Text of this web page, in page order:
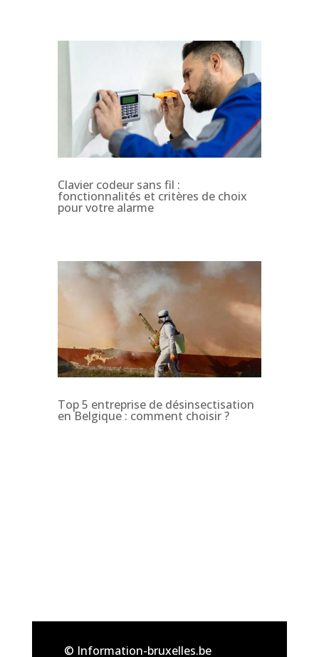
Clavier codeur sans fil :
fonctionnalités et critères de choix
pour votre alarme
Top 5 entreprise de désinsectisation
en Belgique : comment choisir ?
© Information-bruxelles.be